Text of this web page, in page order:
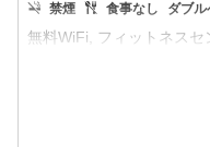
禁煙 食事なし ダブ